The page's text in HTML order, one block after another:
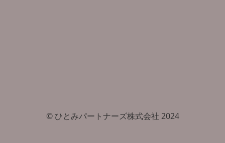
© ひとみパートナーズ株式会社 2024